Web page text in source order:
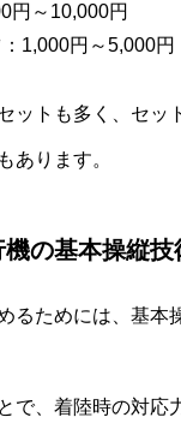
円～10,000円
1,000円～5,000円
ットも多く、セッ
あります。
の基本操縦技
るためには、基本
で、着陸時の対応